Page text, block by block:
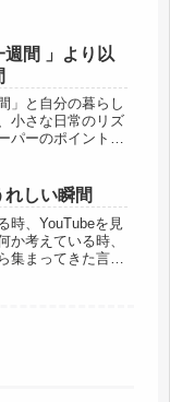
週間 」より以
」と自分の暮らし
小さな日常のリズ
パーのポイントデ
しい瞬間
時、YouTubeを見
か考えている時、
集まってきた言葉